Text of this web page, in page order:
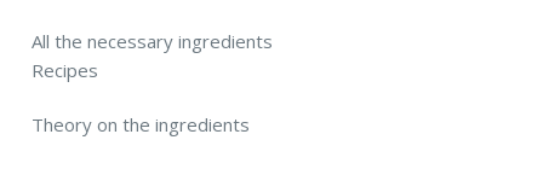
All the necessary ingredients
Recipes
Theory on the ingredients